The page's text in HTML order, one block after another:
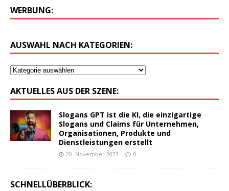
WERBUNG:
AUSWAHL NACH KATEGORIEN:
AKTUELLES AUS DER SZENE:
Slogans GPT ist die KI, die einzigartige
Slogans und Claims für Unternehmen,
Organisationen, Produkte und
Dienstleistungen erstellt
20. November 2023 0
SCHNELLÜBERBLICK: